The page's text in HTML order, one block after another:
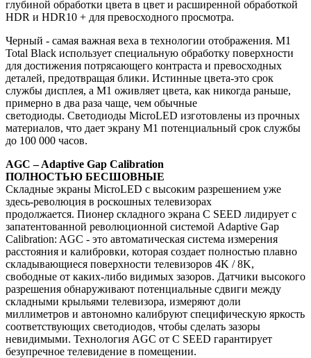
глубиной обработки цвета в цвет и расширенной обработкой
HDR и HDR10 + для превосходного просмотра.
Черный - самая важная веха в технологии отображения. M1
Total Black использует специальную обработку поверхности
для достижения потрясающего контраста и превосходных
деталей, предотвращая блики. Истинные цвета-это срок
службы дисплея, а M1 оживляет цвета, как никогда раньше,
примерно в два раза чаще, чем обычные
светодиоды. Светодиоды MicroLED изготовлены из прочных
материалов, что дает экрану M1 потенциальный срок службы
до 100 000 часов.
AGC – Adaptive Gap Calibration
ПОЛНОСТЬЮ БЕСШОВНЫЕ
Складные экраны MicroLED с высоким разрешением уже
здесь-революция в роскошных телевизорах
продолжается. Пионер складного экрана C SEED лидирует с
запатентованной революционной системой Adaptive Gap
Calibration: AGC - это автоматическая система измерения
расстояния и калибровки, которая создает полностью плавно
складывающиеся поверхности телевизоров 4K / 8K,
свободные от каких-либо видимых зазоров. Датчики высокого
разрешения обнаруживают потенциальные сдвиги между
складными крыльями телевизора, измеряют доли
миллиметров и автономно калибруют специфическую яркость
соответствующих светодиодов, чтобы сделать зазоры
невидимыми. Технология AGC от C SEED гарантирует
безупречное телевидение в помещении.